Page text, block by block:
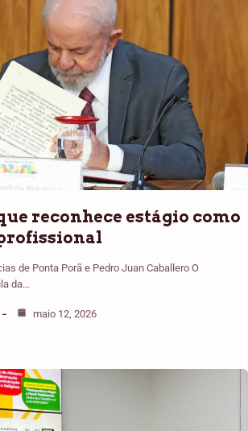
reconhece estágio como
de Ponta Porã e Pedro Juan Caballero O
da…
maio 12, 2026